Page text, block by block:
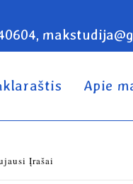
Apie
Įrašai